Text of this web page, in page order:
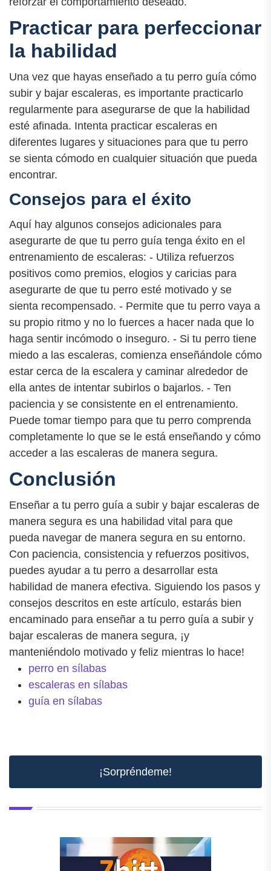
Practicar para perfeccionar
la habilidad
Una vez que hayas enseñado a tu perro guía cómo
subir y bajar escaleras, es importante practicarlo
regularmente para asegurarse de que la habilidad
esté afinada. Intenta practicar escaleras en
diferentes lugares y situaciones para que tu perro
se sienta cómodo en cualquier situación que pueda
encontrar.
Consejos para el éxito
Aquí hay algunos consejos adicionales para
asegurarte de que tu perro guía tenga éxito en el
entrenamiento de escaleras: - Utiliza refuerzos
positivos como premios, elogios y caricias para
asegurarte de que tu perro esté motivado y se
sienta recompensado. - Permite que tu perro vaya a
su propio ritmo y no lo fuerces a hacer nada que lo
haga sentir incómodo o inseguro. - Si tu perro tiene
miedo a las escaleras, comienza enseñándole cómo
estar cerca de la escalera y caminar alrededor de
ella antes de intentar subirlos o bajarlos. - Ten
paciencia y se consistente en el entrenamiento.
Puede tomar tiempo para que tu perro comprenda
completamente lo que se le está enseñando y cómo
acceder a las escaleras de manera segura.
Conclusión
Enseñar a tu perro guía a subir y bajar escaleras de
manera segura es una habilidad vital para que
pueda navegar de manera segura en su entorno.
Con paciencia, consistencia y refuerzos positivos,
puedes ayudar a tu perro a desarrollar esta
habilidad de manera efectiva. Siguiendo los pasos y
consejos descritos en este artículo, estarás bien
encaminado para enseñar a tu perro guía a subir y
bajar escaleras de manera segura, ¡y
manteniéndolo motivado y feliz mientras lo hace!
perro en sílabas
escaleras en sílabas
guía en sílabas
¡Sorpréndeme!